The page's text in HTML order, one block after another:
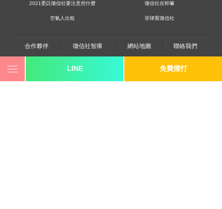
LINE 免費撥打
2021委託徵信社要注意些什麼 徵信社在幹嘛
空氣人出租 菲律賓徵信社
合作夥伴 徵信社智庫 網站地圖 聯絡我們
0800-250-555 revote990109@gmail.com
youtube twitter facebook line